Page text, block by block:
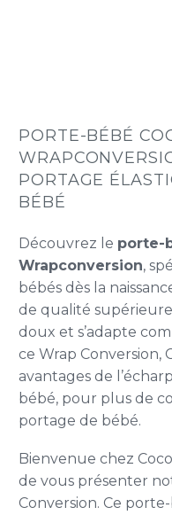
PORTE-BÉBÉ
PORTAGE
BÉBÉ
Découvrez le porte-
Wrapconversion,
bébés dès la
de qualité
doux et s’adapte
ce Wrap Conversion,
avantages de
bébé, pour plus de
portage de bébé.
Bienvenue chez
de vous présenter
Conversion. Ce